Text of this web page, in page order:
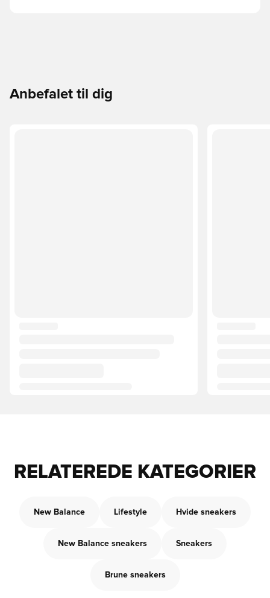
Anbefalet til dig
RELATEREDE KATEGORIER
New Balance Lifestyle Hvide sneakers
New Balance sneakers Sneakers
Brune sneakers